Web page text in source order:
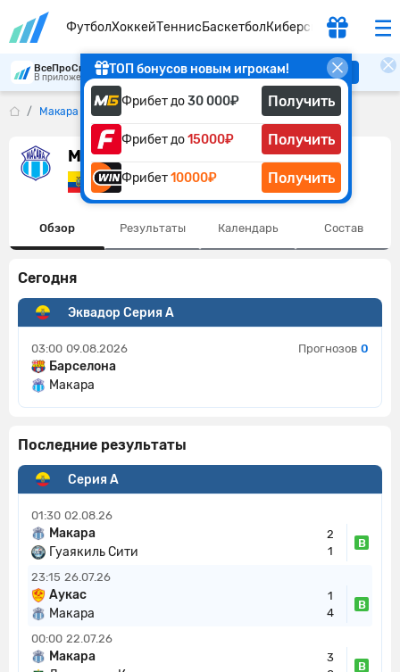
ФутболХоккейТеннисБаскетболКиберспорт
ТОП бонусов новым игрокам!
Фрибет до30 000₽ Получить
Фрибет до15000₽ Получить
Фрибет10000₽ Получить
ВсеПроСпорт
В приложении удобнее Скачать
Макара
Макара
Эквадор
Обзор Результаты Календарь Состав
Сегодня
Эквадор Серия А
03:00 09.08.2026
Барселона
Макара
Прогнозов 0
Последние результаты
Серия А
01:30 02.08.26
Макара
Гуаякиль Сити
2
1
В
23:15 26.07.26
Аукас
Макара
1
4
В
00:00 22.07.26
Макара
3
В